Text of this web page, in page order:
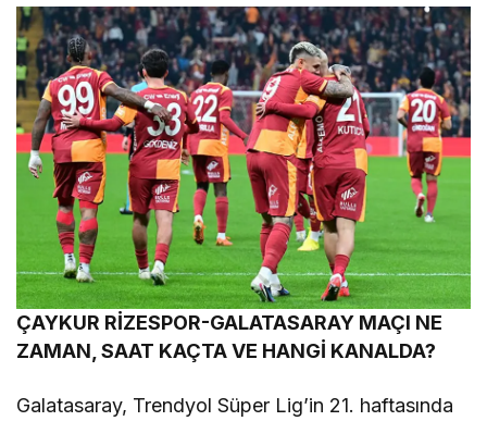
ÇAYKUR RİZESPOR-GALATASARAY MAÇI NE
ZAMAN, SAAT KAÇTA VE HANGİ KANALDA?
Galatasaray, Trendyol Süper Lig’in 21. haftasında